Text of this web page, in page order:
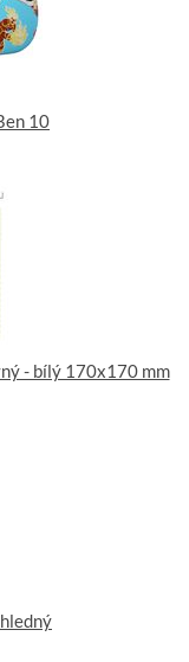
10
- bílý 170x170 mm